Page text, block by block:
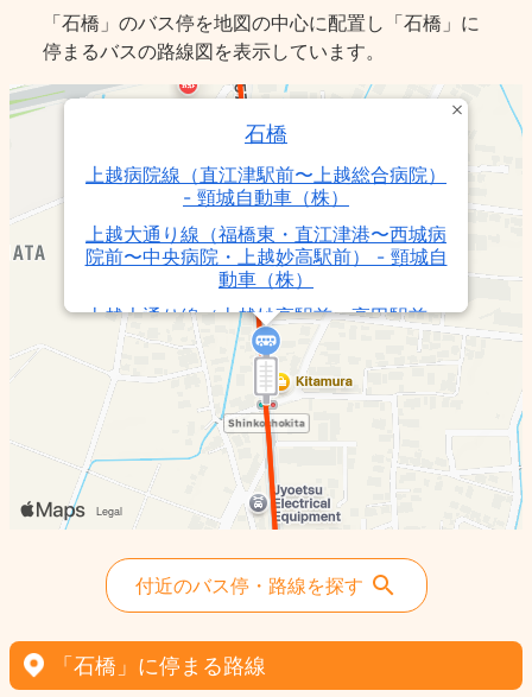
「石橋」のバス停を地図の中心に配置し「石橋」に
停まるバスの路線図を表示しています。
石橋
上越病院線（直江津駅前〜上越総合病院）
- 頸城自動車（株）
上越大通り線（福橋東・直江津港〜西城病
院前〜中央病院・上越妙高駅前） - 頸城自
動車（株）
上越大通り線（上越妙高駅前〜高田駅前〜
鵜の浜・雁子浜東） - 頸城自動車（株）
付近のバス停・路線を探す
「石橋」に停まる路線